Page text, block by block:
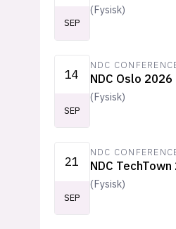
SEP
(Fysisk)
14
SEP
NDC
NDC Oslo 2026
(Fysisk)
21
SEP
NDC
NDC
(Fysisk)